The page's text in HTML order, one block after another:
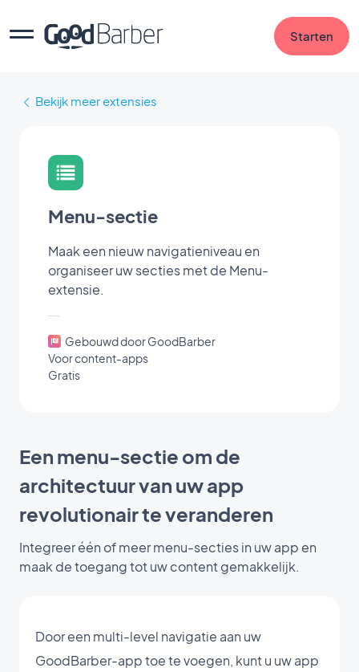
Starten
Bekijk meer extensies
Menu-sectie
Maak een nieuw navigatieniveau en
organiseer uw secties met de Menu-
extensie.
Gebouwd door GoodBarber
Voor content-apps
Gratis
Een menu-sectie om de
architectuur van uw app
revolutionair te veranderen
Integreer één of meer menu-secties in uw app en
maak de toegang tot uw content gemakkelijk.
Door een multi-level navigatie aan uw
GoodBarber-app toe te voegen, kunt u uw app